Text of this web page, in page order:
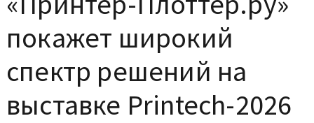
покажет широкий
спектр решений на
выставке Printech-2026